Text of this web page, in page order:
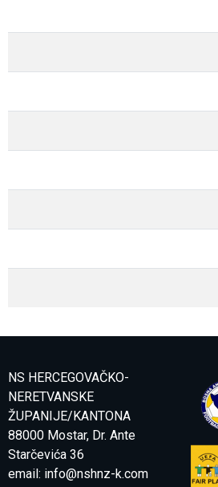
NS HERCEGOVAČKO-
NERETVANSKE
ŽUPANIJE/KANTONA
88000 Mostar, Dr. Ante
Starčevića 36
email: info@nshnz-k.com